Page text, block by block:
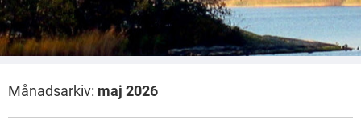
Natur & miljö
Om oss
Månadsarkiv: maj 2026